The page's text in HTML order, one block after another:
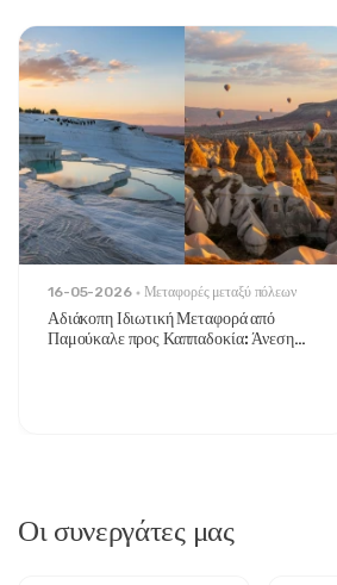
16-05-2026 Μεταφορές μεταξύ πόλεων
Αδιάκοπη Ιδιωτική Μεταφορά από
Παμούκαλε προς Καππαδοκία: Άνεση
Οι συνεργάτες μας